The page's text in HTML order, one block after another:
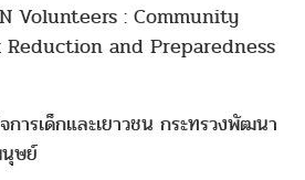
Volunteers : Community
Reduction and Preparedness
ารเด็กและเยาวชน กระทรวงพัฒนา
ษย์